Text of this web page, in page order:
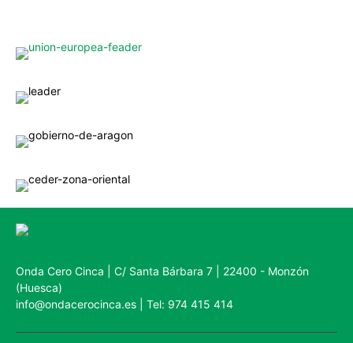
Onda Cero Cinca | C/ Santa Bárbara 7 | 22400 - Monzón
(Huesca)
info@ondacerocinca.es | Tel: 974 415 414